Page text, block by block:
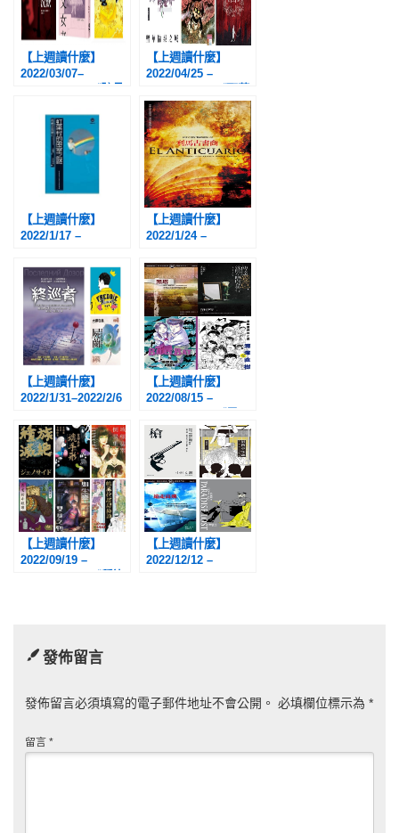
羊》、《黑面之狐》
【上週讀什麼】
2022/03/07–
名》、《德文女老
【上週讀什麼】
2022/04/25 –
倫泰之城》、《貓目
小僧》、《魔笛：童
話推理事件簿》
【上週讀什麼】
2022/1/17 –
【上週讀什麼】
2022/1/24 –
【上週讀什麼】
2022/1/31–2022/2/6
【上週讀什麼】
2022/08/15 –
塔》、《Billy Bat比
利蝙蝠》、《浦澤直
樹 畫啊畫啊無止
盡》、《傳達愛意，
就照左側內容執行》
【上週讀什麼】
2022/09/19 –
魔的手毬歌》、《如
【上週讀什麼】
2022/12/12 –
發佈留言
發佈留言必須填寫的電子郵件地址不會公開。 必填欄位標示為 *
留言 *